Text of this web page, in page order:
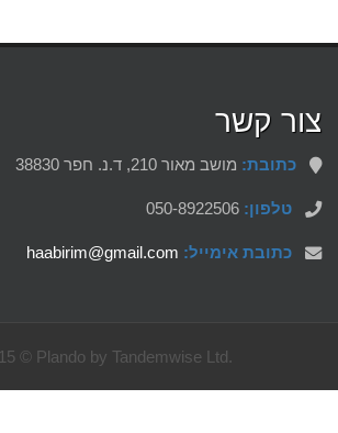
צור קשר
כתובת: מושב מאור 210, ד.נ. חפר 38830
טלפון:
כתובת אימייל: haabirim@gmail.com
© Plando by Tandemwise Ltd.